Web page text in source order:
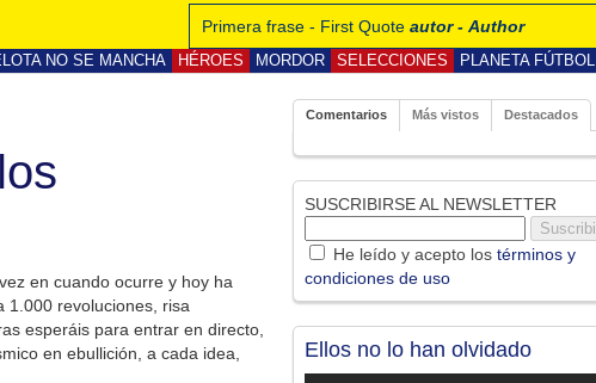
Primera frase - First Quote autor - Author
NO SE MANCHA HÉROES MORDOR SELECCIONES PLANETA FÚTBOL
en cuando ocurre y hoy ha
1.000 revoluciones, risa
esperáis para entrar en directo,
en ebullición, a cada idea,
Comentarios Más vistos Destacados
SUSCRIBIRSE AL NEWSLETTER
He leído y acepto los términos y
condiciones de uso
Ellos no lo han olvidado